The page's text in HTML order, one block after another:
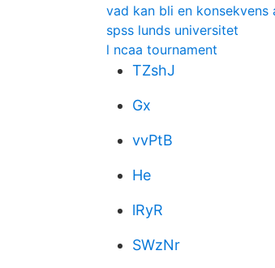
vad kan bli en konsekvens
spss lunds universitet
l ncaa tournament
TZshJ
Gx
vvPtB
He
lRyR
SWzNr